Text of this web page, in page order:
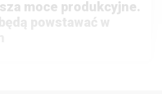
moce produkcyjne.
powstawać w